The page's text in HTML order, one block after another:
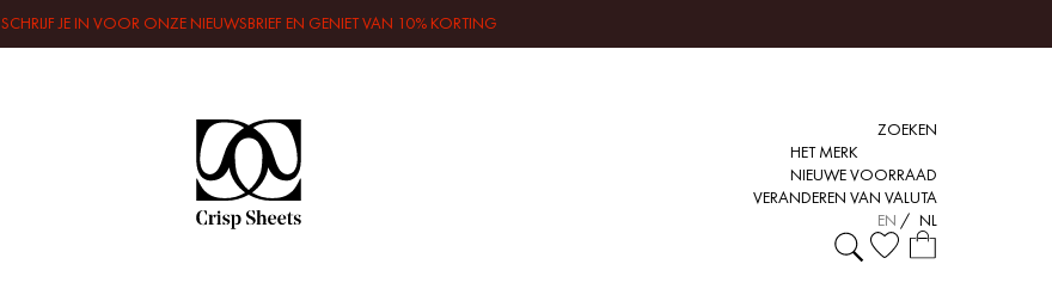
SCHRIJF JE IN VOOR ONZE NIEUWSBRIEF EN GENIET VAN 10% KORTING
ZOEKEN
HET MERK
NIEUWE VOORRAAD
VERANDEREN VAN VALUTA
EN / NL